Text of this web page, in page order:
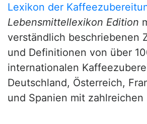
Lexikon der
Lebensmittellexikon Edition
verständlich beschriebenen
und Definitionen von über
internationalen
Deutschland, Österreich,
und Spanien mit zahlreichen